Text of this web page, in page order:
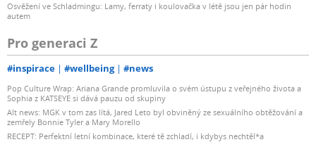
Osvěžení ve Schladmingu: Lamy, ferraty i koulovačka v létě jsou jen pár hodin
autem
Pro generaci Z
#inspirace #wellbeing #news
Pop Culture Wrap: Ariana Grande promluvila o svém ústupu z veřejného života a
Sophia z KATSEYE si dává pauzu od skupiny
Alt news: MGK v tom zas lítá, Jared Leto byl obviněný ze sexuálního obtěžování a
zemřely Bonnie Tyler a Mary Morello
RECEPT: Perfektní letní kombinace, které tě zchladí, i kdybys nechtěl*a